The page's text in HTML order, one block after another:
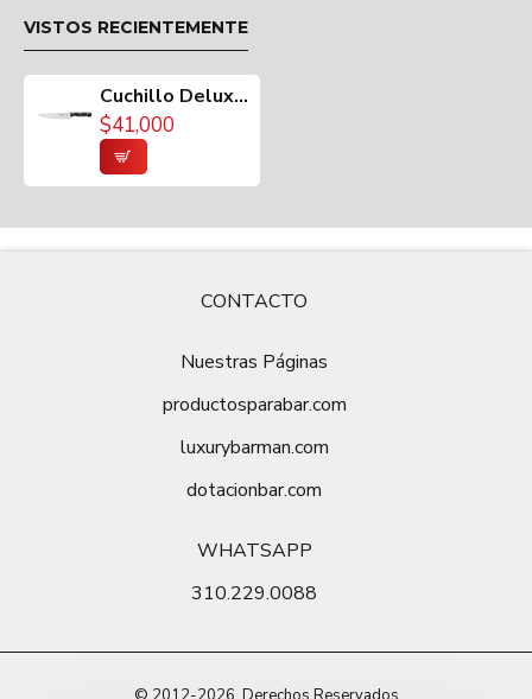
PESO
90 gramos
CUIDADOS / MANTENIMIENTO
Lavar con agua y jabón. No dejar sumergido en agua.
VISTOS RECIENTEMENTE
Cuchillo Deluxe Chef 7 Pulgadas Tramontina
$41,000
CONTACTO
Nuestras Páginas
productosparabar.com
luxurybarman.com
dotacionbar.com
WHATSAPP
310.229.0088